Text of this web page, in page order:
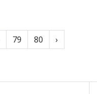
79 80 ›